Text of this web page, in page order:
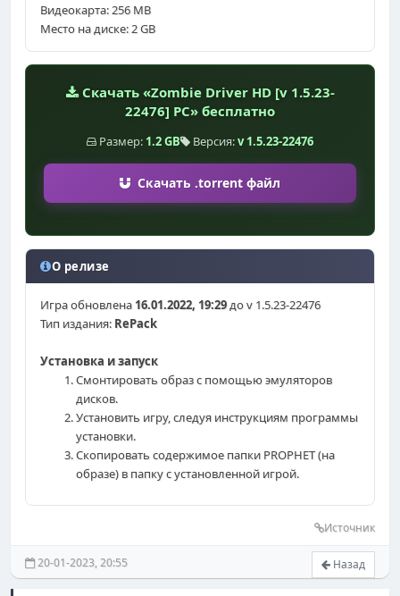
Видеокарта: 256 MB
Место на диске: 2 GB
Скачать «Zombie Driver HD [v 1.5.23-
22476] PC» бесплатно
Размер: 1.2 GB Версия:v 1.5.23-22476
Скачать .torrent файл
О релизе
Игра обновлена 16.01.2022, 19:29до v 1.5.23-22476
Тип издания: RePack
Установка и запуск
Смонтировать образ с помощью эмуляторов
дисков.
Установить игру, следуя инструкциям программы
установки.
Скопировать содержимое папки PROPHET (на
образе) в папку с установленной игрой.
Источник
Назад
20-01-2023, 20:55